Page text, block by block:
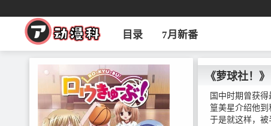
目录 7月新番
《萝球社！》
国中时期曾获
篁美星介绍他到
于是就这样，被